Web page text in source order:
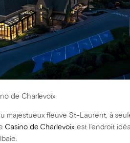
de Charlevoix
majestueux fleuve St-Laurent, à
Casino de Charlevoixest l’endroit